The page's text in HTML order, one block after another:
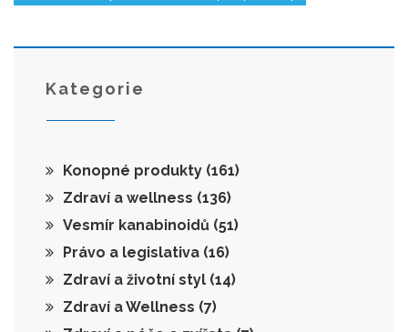
Kategorie
Konopné produkty (161)
Zdraví a wellness (136)
Vesmír kanabinoidů (51)
Právo a legislativa (16)
Zdraví a životní styl (14)
Zdraví a Wellness (7)